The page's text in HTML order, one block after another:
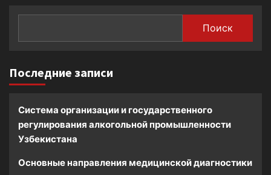
Поиск
Последние записи
Система организации и государственного
регулирования алкогольной промышленности
Узбекистана
Основные направления медицинской диагностики